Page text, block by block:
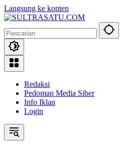
Langsung ke konten
Redaksi
Pedoman Media Siber
Info Iklan
Login